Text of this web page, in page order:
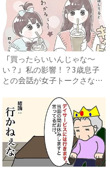
「買ったらいいんじゃな～
い？」私の影響！？3歳息子
との会話が女子トークさなが